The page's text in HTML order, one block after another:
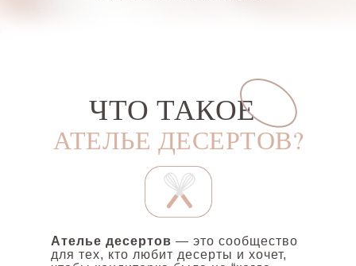
Ателье десертов — это сообщество
для тех, кто любит десерты и хочет,
АТЕЛЬЕ ДЕСЕРТОВ?
ЧТО ТАКОЕ